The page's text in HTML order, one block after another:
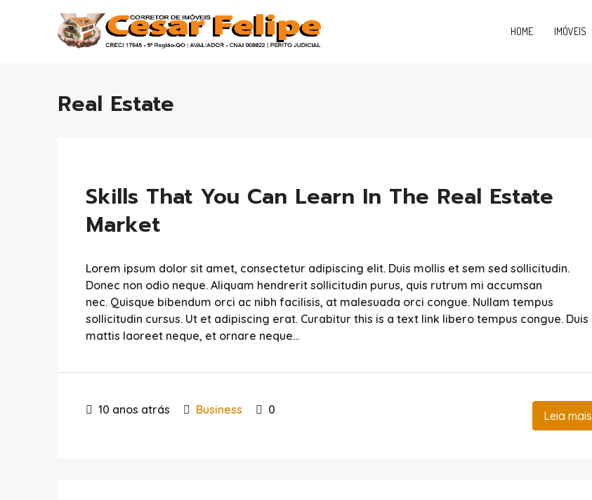
HOME IMÓVEIS
Real Estate
Skills That You Can Learn In The Real Estate
Market
Lorem ipsum dolor sit amet, consectetur adipiscing elit. Duis mollis et sem sed sollicitudin.
Donec non odio neque. Aliquam hendrerit sollicitudin purus, quis rutrum mi accumsan
nec. Quisque bibendum orci ac nibh facilisis, at malesuada orci congue. Nullam tempus
sollicitudin cursus. Ut et adipiscing erat. Curabitur this is a text link libero tempus congue. Duis
mattis laoreet neque, et ornare neque...
10 anos atrás Business 0 Leia mais